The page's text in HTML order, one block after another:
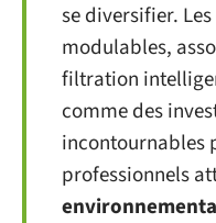
se diversifier. Les
modulables,
filtration
comme des
incontournables
professionnels